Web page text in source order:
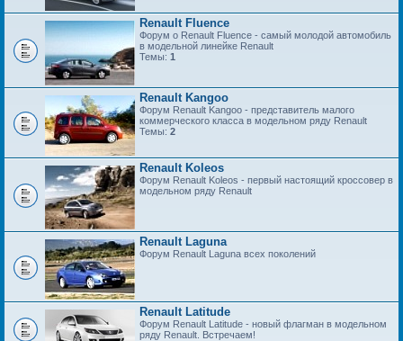
Renault Fluence
Форум о Renault Fluence - самый молодой автомобиль
в модельной линейке Renault
Темы: 1
Renault Kangoo
Форум Renault Kangoo - представитель малого
коммерческого класса в модельном ряду Renault
Темы: 2
Renault Koleos
Форум Renault Koleos - первый настоящий кроссовер в
модельном ряду Renault
Renault Laguna
Форум Renault Laguna всех поколений
Renault Latitude
Форум Renault Latitude - новый флагман в модельном
ряду Renault. Встречаем!